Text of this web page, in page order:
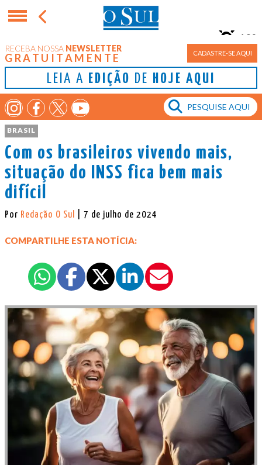
RECEBA NOSSA NEWSLETTER
GRATUITAMENTE CADASTRE-SE AQUI
LEIA A EDIÇÃO DE HOJE AQUI
Porto Alegre
10°
BRASIL
Com os brasileiros vivendo mais,
situação do INSS fica bem mais
difícil
Por Redação O Sul | 7 de julho de 2024
COMPARTILHE ESTA NOTÍCIA: